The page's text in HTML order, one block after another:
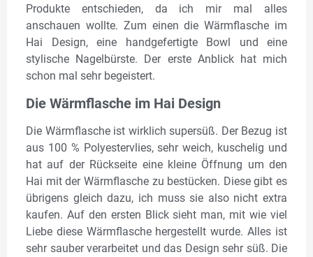
Produkte entschieden, da ich mir mal alles
anschauen wollte. Zum einen die Wärmflasche im
Hai Design, eine handgefertigte Bowl und eine
stylische Nagelbürste. Der erste Anblick hat mich
schon mal sehr begeistert.
Die Wärmflasche im Hai Design
Die Wärmflasche ist wirklich supersüß. Der Bezug ist
aus 100 % Polyestervlies, sehr weich, kuschelig und
hat auf der Rückseite eine kleine Öffnung um den
Hai mit der Wärmflasche zu bestücken. Diese gibt es
übrigens gleich dazu, ich muss sie also nicht extra
kaufen. Auf den ersten Blick sieht man, mit wie viel
Liebe diese Wärmflasche hergestellt wurde. Alles ist
sehr sauber verarbeitet und das Design sehr süß. Die